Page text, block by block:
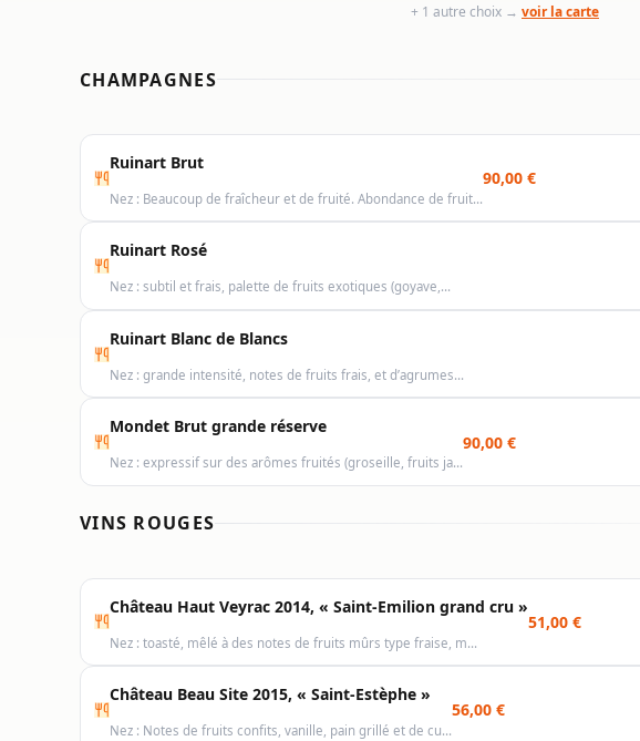
+ 1 autre choix → voir la carte
CHAMPAGNES
Ruinart Brut
Nez : Beaucoup de fraîcheur et de fruité. Abondance de fruit…
90,00 €
Ruinart Rosé
Nez : subtil et frais, palette de fruits exotiques (goyave,…
Ruinart Blanc de Blancs
Nez : grande intensité, notes de fruits frais, et d’agrumes…
Mondet Brut grande réserve
Nez : expressif sur des arômes fruités (groseille, fruits ja…
90,00 €
VINS ROUGES
Château Haut Veyrac 2014, « Saint-Emilion grand cru »
Nez : toasté, mêlé à des notes de fruits mûrs type fraise, m…
51,00 €
Château Beau Site 2015, « Saint-Estèphe »
Nez : Notes de fruits confits, vanille, pain grillé et de cu…
56,00 €